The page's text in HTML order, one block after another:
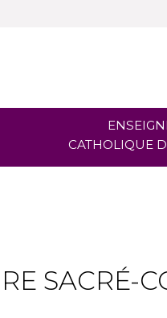
CATHOLIQUE
SACRÉ-